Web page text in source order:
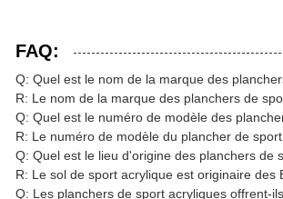
FAQ:
Q: Quel est le nom de la marque des
R: Le nom de la marque des planchers de
Q: Quel est le numéro de modèle des
R: Le numéro de modèle du plancher de
Q: Quel est le lieu d'origine des planchers de
R: Le sol de sport acrylique est originaire des
Q: Les planchers de sport acryliques offrent-